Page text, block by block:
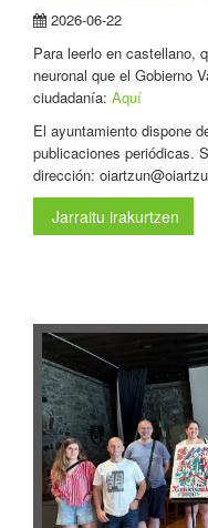
2026-06-22
Para leerlo en castellano,
neuronal que el Gobierno
ciudadanía: Aquí
El ayuntamiento dispone
publicaciones periódicas.
dirección:
Jarraitu irakurtzen